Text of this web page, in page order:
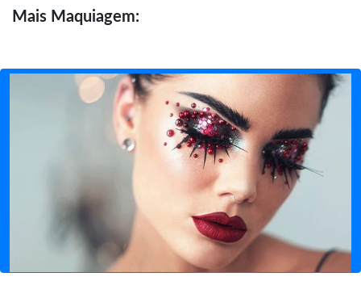
Mais Maquiagem: